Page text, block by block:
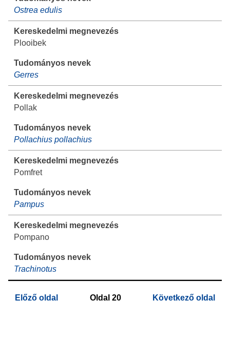
Ostrea edulis
Plooibek
Gerres
Pollak
Pollachius pollachius
Pomfret
Pampus
Pompano
Trachinotus
Előző oldal Oldal 20 Következő oldal